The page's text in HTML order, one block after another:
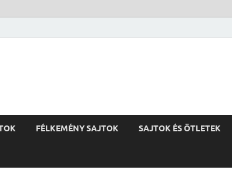
FÉLKEMÉNY SAJTOK SAJTOK ÉS ÖTLETEK